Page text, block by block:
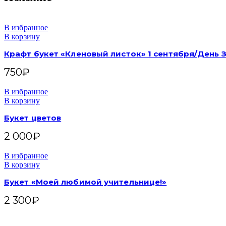
В избранное
В корзину
Крафт букет «Кленовый листок» 1 сентября/День
750₽
В избранное
В корзину
Букет цветов
2 000₽
В избранное
В корзину
Букет «Моей любимой учительнице!»
2 300₽